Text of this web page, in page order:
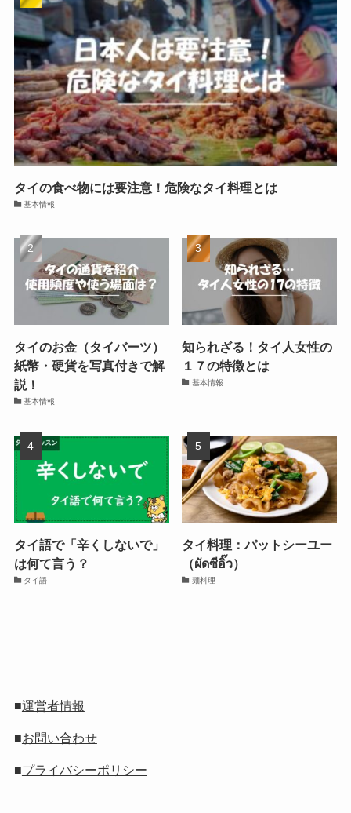
タイの食べ物には要注意！危険なタイ料理とは
基本情報
タイのお金（タイバーツ）
紙幣・硬貨を写真付きで解
説！
基本情報
知られざる！タイ人女性の
１７の特徴とは
基本情報
タイ語で「辛くしないで」
は何て言う？
タイ語
タイ料理：パットシーユー
（ผัดซีอิ๊ว）
麺料理
■運営者情報
■お問い合わせ
■プライバシーポリシー